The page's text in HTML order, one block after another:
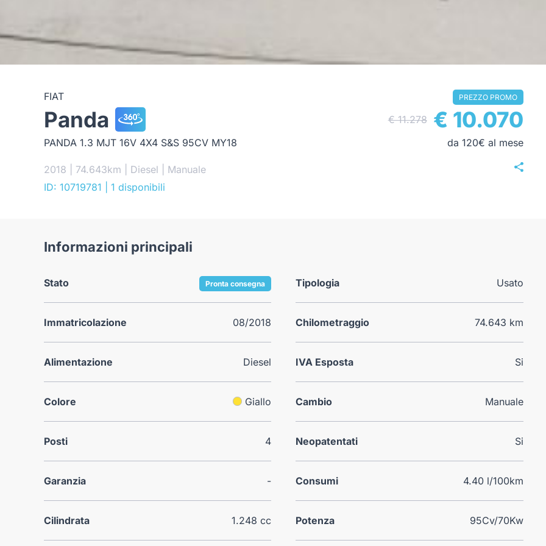
FIAT
Panda
PANDA 1.3 MJT 16V 4X4 S&S 95CV MY18
2018 | 74.643km | Diesel | Manuale
ID: 10719781
| 1 disponibili
PREZZO PROMO
€ 11.278 € 10.070
da 120€ al mese
Informazioni principali
Stato Pronta consegna Tipologia Usato
Immatricolazione 08/2018 Chilometraggio 74.643 km
Alimentazione Diesel IVA Esposta Si
Colore Giallo Cambio Manuale
Posti 4 Neopatentati Si
Garanzia - Consumi 4.40 l/100km
Cilindrata 1.248 cc Potenza 95Cv/70Kw